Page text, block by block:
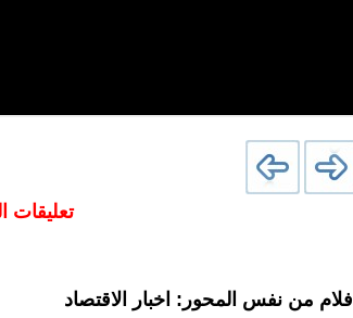
تعليقات
افلام من نفس المحور: اخبار الاقتصاد